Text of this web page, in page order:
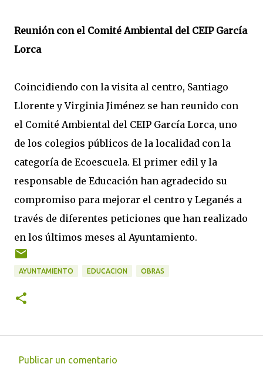
Reunión con el Comité Ambiental del CEIP García
Lorca
Coincidiendo con la visita al centro, Santiago
Llorente y Virginia Jiménez se han reunido con
el Comité Ambiental del CEIP García Lorca, uno
de los colegios públicos de la localidad con la
categoría de Ecoescuela. El primer edil y la
responsable de Educación han agradecido su
compromiso para mejorar el centro y Leganés a
través de diferentes peticiones que han realizado
en los últimos meses al Ayuntamiento.
AYUNTAMIENTO EDUCACION OBRAS
Publicar un comentario